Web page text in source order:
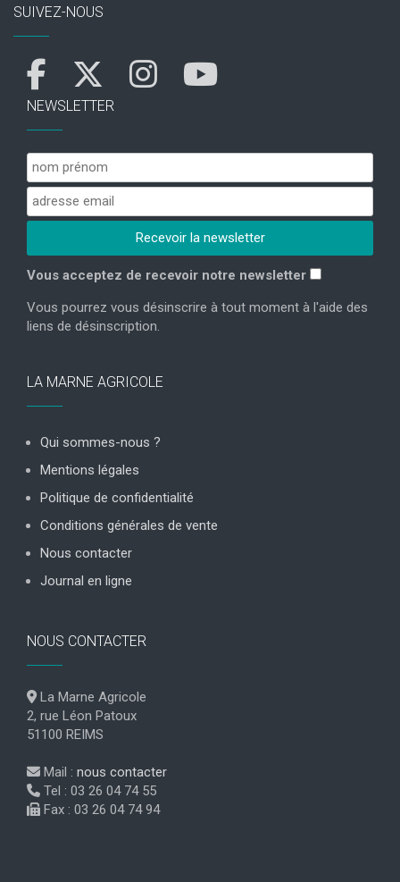
SUIVEZ-NOUS
NEWSLETTER
Vous acceptez de recevoir notre newsletter
Vous pourrez vous désinscrire à tout moment à l'aide des
liens de désinscription.
LA MARNE AGRICOLE
Qui sommes-nous ?
Mentions légales
Politique de confidentialité
Conditions générales de vente
Nous contacter
Journal en ligne
NOUS CONTACTER
La Marne Agricole
2, rue Léon Patoux
51100 REIMS
Mail : nous contacter
Tel : 03 26 04 74 55
Fax : 03 26 04 74 94